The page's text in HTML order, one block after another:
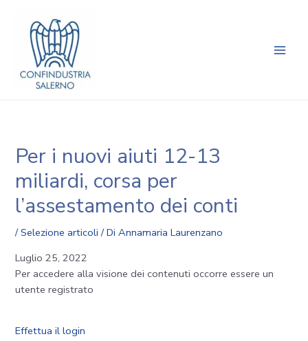
contenuto
Per i nuovi aiuti 12-13
miliardi, corsa per
l’assestamento dei conti
/Selezione articoli / DiAnnamaria Laurenzano
Luglio 25, 2022
Per accedere alla visione dei contenuti occorre essere un
utente registrato
Effettua il login
articoli